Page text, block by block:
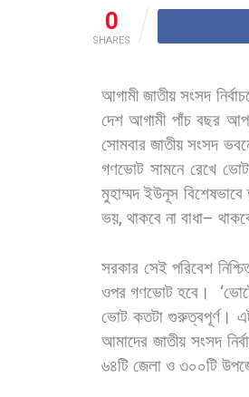
0
SHARES
আগামী জাতীয় সংসদ
দেশ আগামী পাঁচ বছর
সোমবার জাতীয় সংসদ
গণভোট সামনে রেখে
মুহাম্মদ ইউনূস বিশেষভাবে
ভয়, থাকবে না বাধা–
সরকার সেই পরিবেশ
ওপর গণভোট হবে। ‘
ভোট কতটা গুরুত্বপূর্ণ।
আমাদের জাতীয় সংসদ
৬৪টি জেলা ও ৩০০টি